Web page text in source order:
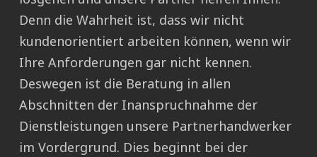
Denn die Wahrheit ist, dass wir nicht
kundenorientiert arbeiten können, wenn wir
Ihre Anforderungen gar nicht kennen.
Deswegen ist die Beratung in allen
Abschnitten der Inanspruchnahme der
Dienstleistungen unsere Partnerhandwerker
im Vordergrund. Dies beginnt bei der